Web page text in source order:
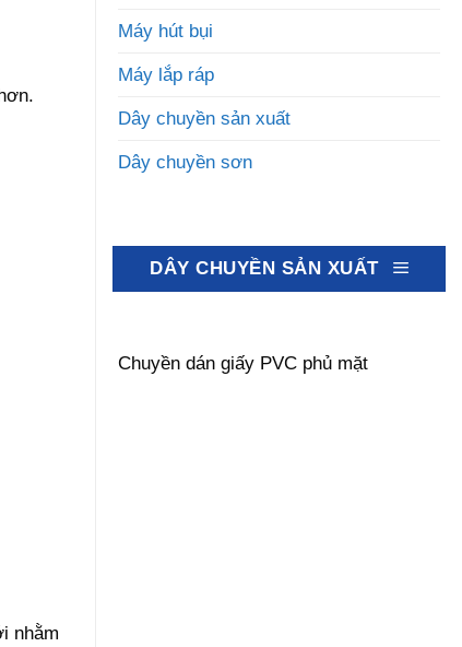
nhằm
Máy hút bụi
Máy lắp ráp
Dây chuyền sản xuất
Dây chuyền sơn
DÂY CHUYỀN SẢN XUẤT
Chuyền dán giấy PVC phủ mặt